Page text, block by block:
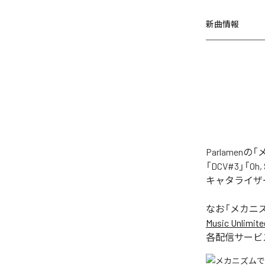
新曲情報
Parlamenの
「DCV#3」「
キャタライザ
なお「 メカニ
Music
各配信サービ